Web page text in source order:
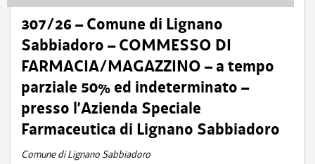
307/26 – Comune di Lignano
Sabbiadoro – COMMESSO DI
FARMACIA/MAGAZZINO – a tempo
parziale 50% ed indeterminato –
presso l’Azienda Speciale
Farmaceutica di Lignano Sabbiadoro
Comune di Lignano Sabbiadoro